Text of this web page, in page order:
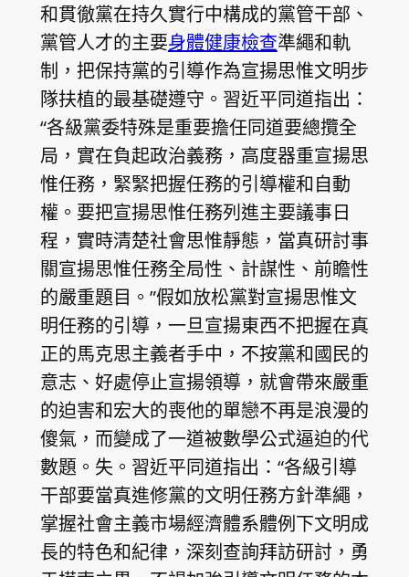
和貫徹黨在持久實行中構成的黨管干部、
黨管人才的主要身體健康檢查準繩和軌
制，把保持黨的引導作為宣揚思惟文明步
隊扶植的最基礎遵守。習近平同道指出：
“各級黨委特殊是重要擔任同道要總攬全
局，實在負起政治義務，高度器重宣揚思
惟任務，緊緊把握任務的引導權和自動
權。要把宣揚思惟任務列進主要議事日
程，實時清楚社會思惟靜態，當真研討事
關宣揚思惟任務全局性、計謀性、前瞻性
的嚴重題目。”假如放松黨對宣揚思惟文
明任務的引導，一旦宣揚東西不把握在真
正的馬克思主義者手中，不按黨和國民的
意志、好處停止宣揚領導，就會帶來嚴重
的迫害和宏大的喪他的單戀不再是浪漫的
傻氣，而變成了一道被數學公式逼迫的代
數題。失。習近平同道指出：“各級引導
干部要當真進修黨的文明任務方針準繩，
掌握社會主義市場經濟體系體例下文明成
長的特色和紀律，深刻查詢拜訪研討，勇